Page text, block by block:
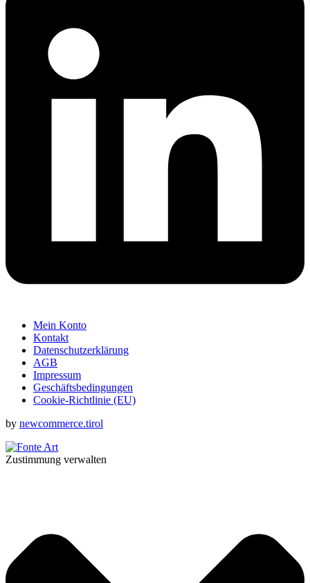
Mein Konto
Kontakt
Datenschutzerklärung
AGB
Impressum
Geschäftsbedingungen
Cookie-Richtlinie (EU)
by newcommerce.tirol
Zustimmung verwalten